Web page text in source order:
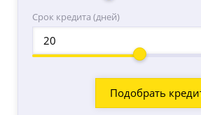
Срок кредита (дней)